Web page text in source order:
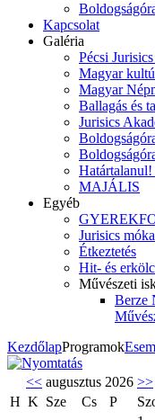
Kapcsolat
Galéria
Pécsi
Magyar
Magyar
Ballagás és
Jurisics
MAJÁLIS
Egyéb
Jurisics
Étkeztetés
Hit- és
Művészeti
Berze
KezdőlapProgramok
<< augusztus 2026 >>
H K Sze Cs P